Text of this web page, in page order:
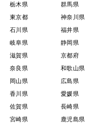
栃木県
群馬県
東京都
神奈川県
石川県
福井県
岐阜県
静岡県
滋賀県
京都府
奈良県
和歌山県
岡山県
広島県
香川県
愛媛県
佐賀県
長崎県
宮崎県
鹿児島県